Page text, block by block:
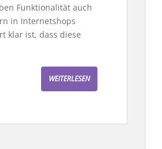
Funktionalität auch
in Internetshops
klar ist, dass diese
WEITERLESEN